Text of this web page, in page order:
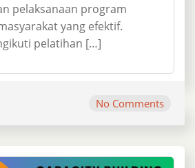
pelaksanaan program
yang efektif.
pelatihan […]
No Comments